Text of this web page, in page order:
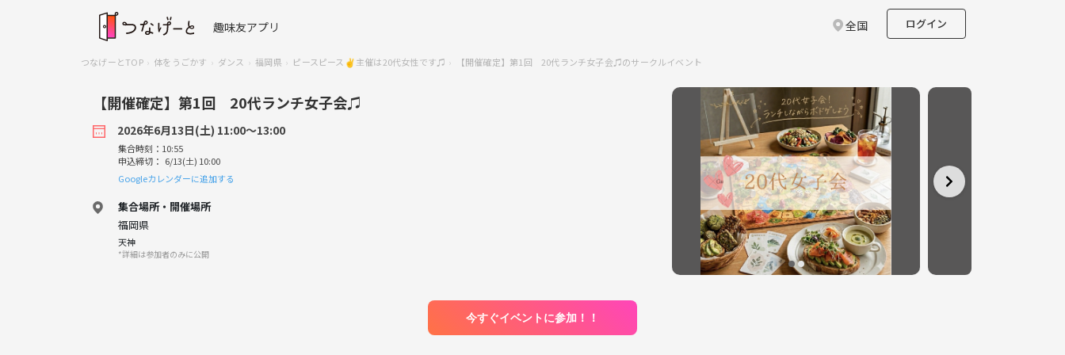
趣味友アプリ 全国 ログイン
つなげーとTOP 体をうごかす ダンス 福岡県 ピースピース✌️主催は20代女性です♫ 【開催確定】第1回 20代ランチ女子会♫のサークルイベント
【開催確定】第1回 20代ランチ女子会♫
2026年6月13日(土) 11:00〜13:00
集合時刻：10:55
申込締切： 6/13(土) 10:00
Googleカレンダーに追加する
集合場所・開催場所
福岡県
天神
*詳細は参加者のみに公開
今すぐイベントに参加！！